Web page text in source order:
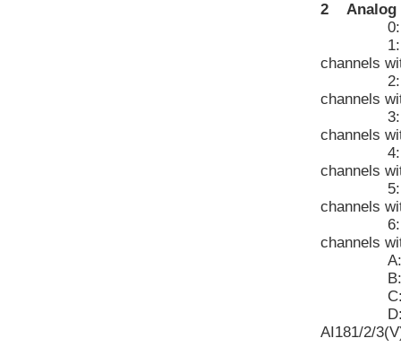
2 Analog
0:
1: 1
channels
2: 2
channels
3: 3
channels
4: 4
channels
5: 5
channels
6: 6
channels
A: 9
B: 12
C: 15
D: 18
AI181/2/